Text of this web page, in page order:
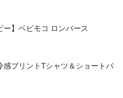
ー】ベビモコ ロンパース
感プリントTシャツ＆ショートパ